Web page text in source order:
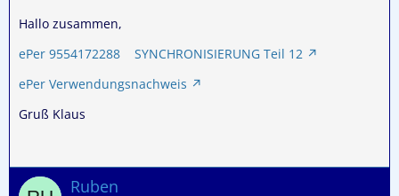
Hallo zusammen,
ePer 9554172288 SYNCHRONISIERUNG Teil 12
ePer Verwendungsnachweis
Gruß Klaus
Ruben